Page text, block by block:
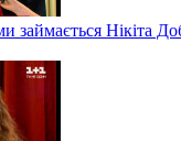
займається Нікіта